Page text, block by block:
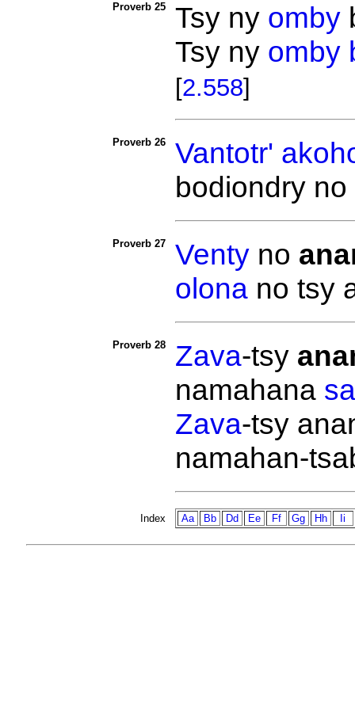
Proverb 25 Tsy ny omby
Tsy ny omby
[2.558]
Proverb 26
Vantotr'
bodiondry no
Proverb 27 Ventyno
olonano tsy
Proverb 28 Zava-tsy
namahana
Zava-tsy
namahan-
Index Aa Bb Dd Ee Ff Gg Hh Ii